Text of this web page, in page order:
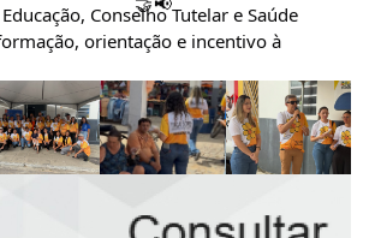
Conselho Tutelar e Saúde
orientação e incentivo à